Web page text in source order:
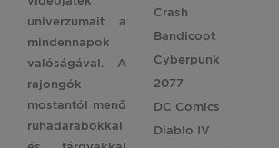
univerzumait a
mindennapok
valóságával. A
rajongók
mostantól menő
ruhadarabokkal
Crash
Bandicoot
Cyberpunk
2077
DC Comics
Diablo IV